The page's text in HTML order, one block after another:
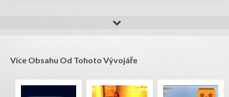
Více Obsahu Od Tohoto Vývojáře